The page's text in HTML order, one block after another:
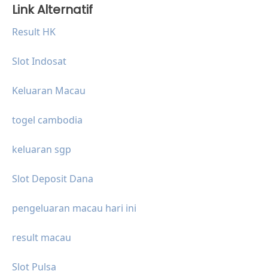
Link Alternatif
Result HK
Slot Indosat
Keluaran Macau
togel cambodia
keluaran sgp
Slot Deposit Dana
pengeluaran macau hari ini
result macau
Slot Pulsa